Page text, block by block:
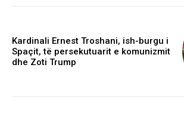
Kardinali Ernest Troshani, ish-burgu i
Spaçit, të persekutuarit e komunizmit
dhe Zoti Trump